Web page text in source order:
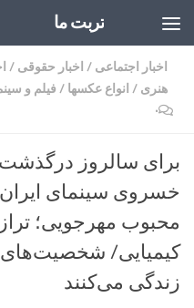
تربت ما
اخبار اجتماعی / اخبار حقوقی /
هنری / انواع عکسها / فیلم و
۰
برای سالروز درگذشت
خسروی سینمای
محبوب مهرجویی؛
کیمیایی/ شخصیت‌های
زندگی می‌کنند